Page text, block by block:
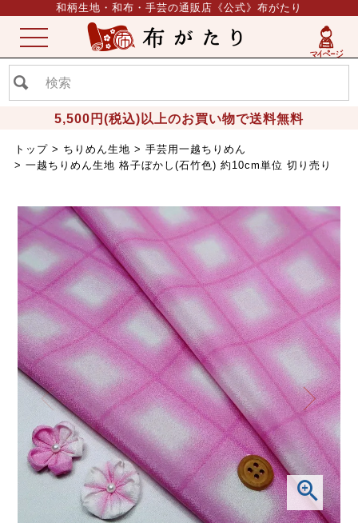
和柄生地・和布・手芸の通販店《公式》布がたり
5,500円(税込)以上のお買い物で送料無料
ME
NU
トップ ちりめん生地
手芸用一越ちりめん
一越ちりめん生地 格子ぼかし(石竹色) 約10cm単位 切り売り